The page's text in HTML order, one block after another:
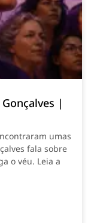
|
umas
fala sobre
o véu. Leia a